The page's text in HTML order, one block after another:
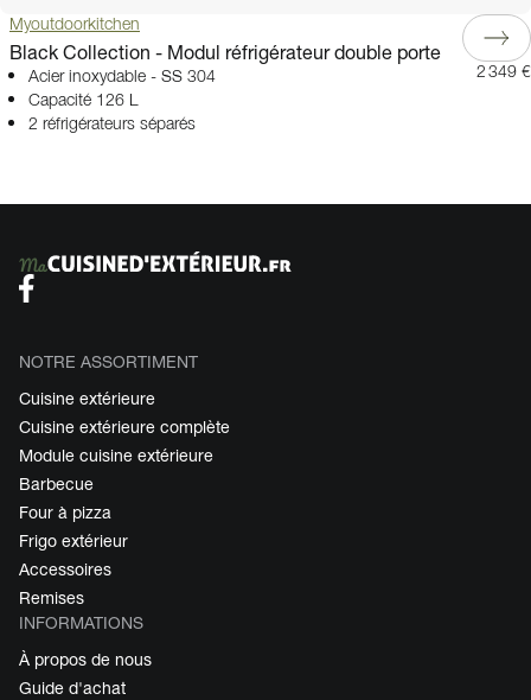
Myoutdoorkitchen
Black Collection - Modul réfrigérateur double porte
Acier inoxydable - SS 304
Capacité 126 L
2 réfrigérateurs séparés
2 349 €
NOTRE ASSORTIMENT
Cuisine extérieure
Cuisine extérieure complète
Module cuisine extérieure
Barbecue
Four à pizza
Frigo extérieur
Accessoires
Remises
INFORMATIONS
À propos de nous
Guide d'achat